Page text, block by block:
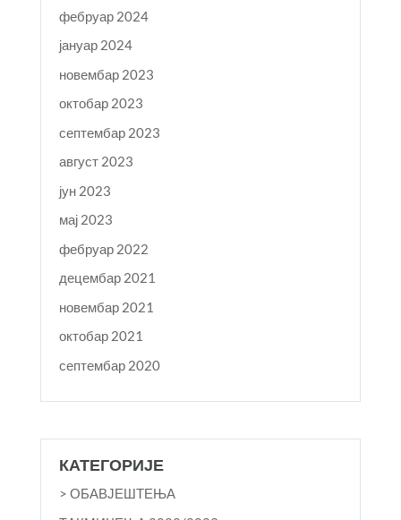
фебруар 2024
јануар 2024
новембар 2023
октобар 2023
септембар 2023
август 2023
јун 2023
мај 2023
фебруар 2022
децембар 2021
новембар 2021
октобар 2021
септембар 2020
КАТЕГОРИЈЕ
> ОБАВЈЕШТЕЊА